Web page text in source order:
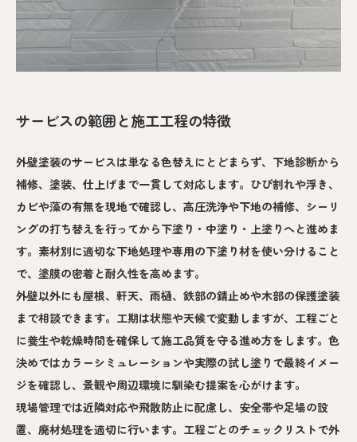
サービスの範囲と施工工程の特徴
外壁塗装のサービスは単なる色替えにとどまらず、下地診断から
補修、塗装、仕上げまで一貫して対応します。ひび割れや浮き、
カビや藻の有無を現地で確認し、高圧洗浄や下地の補修、シーリ
ングの打ち替えを行ってから下塗り・中塗り・上塗りへと進めま
す。素材別に適切な下地処理や専用の下塗り材を使い分けること
で、塗膜の密着と耐久性を高めます。
外壁以外にも屋根、軒天、雨樋、鉄部の錆止めや木部の保護塗装
まで相談できます。工期は状態や天候で変動しますが、工程ごと
に養生や乾燥時間を確保して施工品質を守る進め方をします。色
決めではカラーシミュレーションや実際の試し塗りで最終イメー
ジを確認し、景観や周辺環境に馴染む提案を心がけます。
現場管理では近隣対応や飛散防止に配慮し、安全帯や足場の設
置、廃材処理を適切に行います。工程ごとのチェックリストで外